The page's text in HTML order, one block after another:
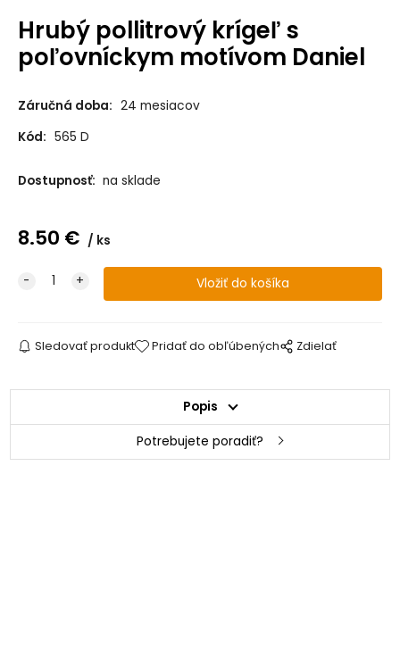
Hrubý pollitrový krígeľ s
poľovníckym motívom Daniel
Záručná doba: 24 mesiacov
Kód: 565 D
Dostupnosť: na sklade
8.50 € ks
Sledovať produkt Pridať do obľúbených Zdielať
Popis
Potrebujete poradiť?